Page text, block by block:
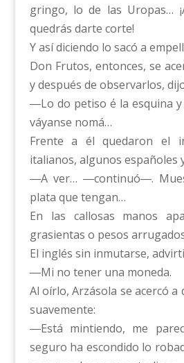
gringo, lo de las Uropas…
quedrás darte corte!
Y así diciendo lo sacó a
Don Frutos, entonces, se
y después de observarlos,
―Lo do petiso ΄e la esquina
váyanse nomá…
Frente a él quedaron el
italianos, algunos españoles
―A ver… ―continuó―.
plata que tengan…
En las callosas manos
grasientas o pesos
El inglés sin inmutarse,
―Mi no tener una moneda.
Al oírlo, Arzásola se acercó a
suavemente:
―Está mintiendo, me
seguro ha escondido lo